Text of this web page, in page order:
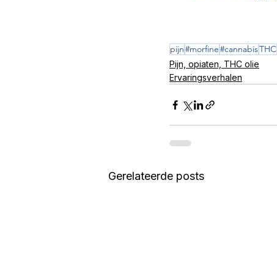
pijn#morfine#cannabisTHC
Pijn, opiaten, THC olie
Ervaringsverhalen
Gerelateerde posts